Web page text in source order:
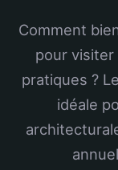
Comment
pour
pratiques ?
idéale